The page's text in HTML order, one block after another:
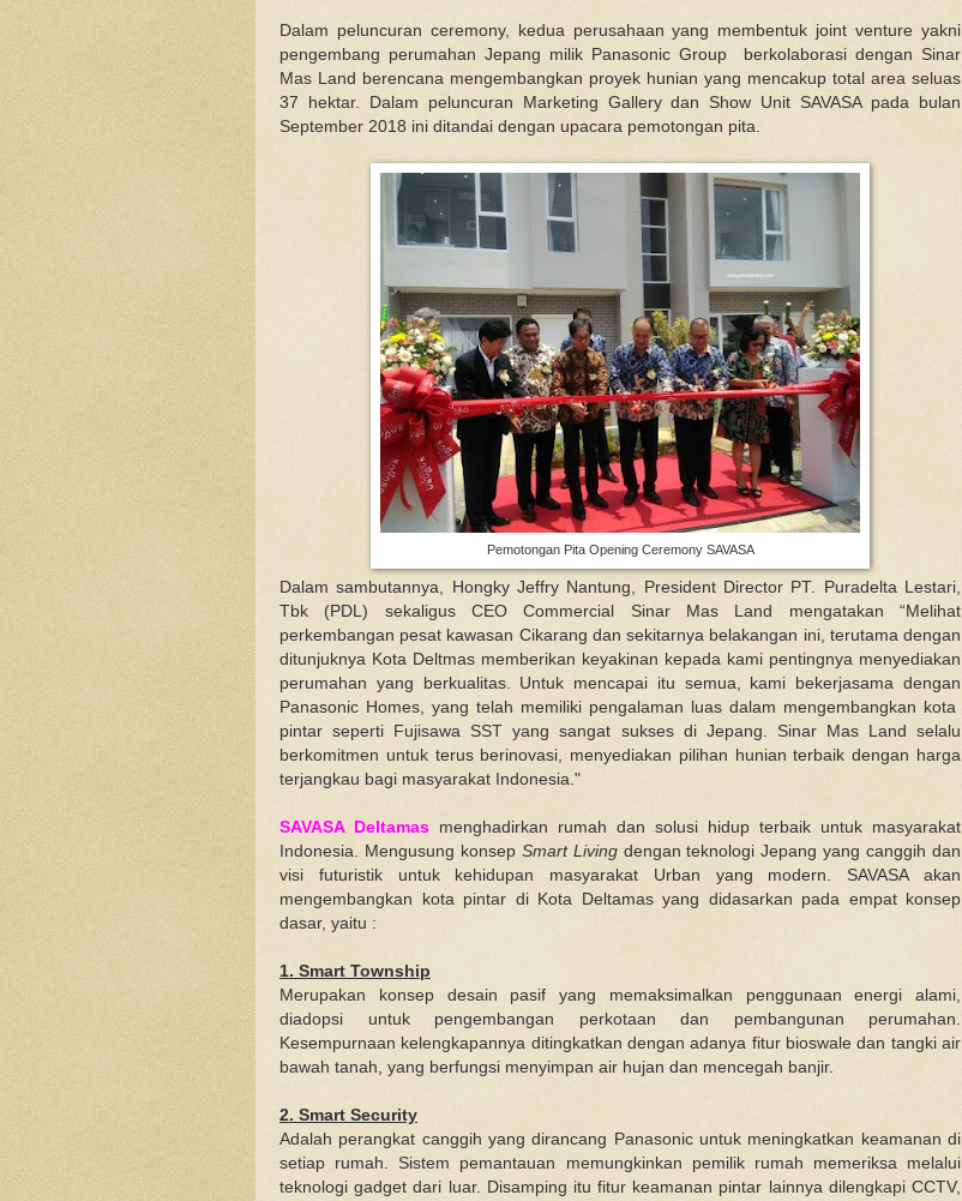
Dalam peluncuran ceremony, kedua perusahaan yang membentuk joint venture yakni
pengembang perumahan Jepang milik Panasonic Group berkolaborasi dengan Sinar
Mas Land berencana mengembangkan proyek hunian yang mencakup total area seluas
37 hektar. Dalam peluncuran Marketing Gallery dan Show Unit SAVASA pada bulan
September 2018 ini ditandai dengan upacara pemotongan pita.
Pemotongan Pita Opening Ceremony SAVASA
Dalam sambutannya, Hongky Jeffry Nantung, President Director PT. Puradelta Lestari,
Tbk (PDL) sekaligus CEO Commercial Sinar Mas Land mengatakan “Melihat
perkembangan pesat kawasan Cikarang dan sekitarnya belakangan ini, terutama dengan
ditunjuknya Kota Deltmas memberikan keyakinan kepada kami pentingnya menyediakan
perumahan yang berkualitas. Untuk mencapai itu semua, kami bekerjasama dengan
Panasonic Homes, yang telah memiliki pengalaman luas dalam mengembangkan kota
pintar seperti Fujisawa SST yang sangat sukses di Jepang. Sinar Mas Land selalu
berkomitmen untuk terus berinovasi, menyediakan pilihan hunian terbaik dengan harga
terjangkau bagi masyarakat Indonesia."
SAVASA Deltamas menghadirkan rumah dan solusi hidup terbaik untuk masyarakat
Indonesia. Mengusung konsep Smart Livingdengan teknologi Jepang yang canggih dan
visi futuristik untuk kehidupan masyarakat Urban yang modern. SAVASA akan
mengembangkan kota pintar di Kota Deltamas yang didasarkan pada empat konsep
dasar, yaitu :
1. Smart Township
Merupakan konsep desain pasif yang memaksimalkan penggunaan energi alami,
diadopsi untuk pengembangan perkotaan dan pembangunan perumahan.
Kesempurnaan kelengkapannya ditingkatkan dengan adanya fitur bioswale dan tangki air
bawah tanah, yang berfungsi menyimpan air hujan dan mencegah banjir.
2. Smart Security
Adalah perangkat canggih yang dirancang Panasonic untuk meningkatkan keamanan di
setiap rumah. Sistem pemantauan memungkinkan pemilik rumah memeriksa melalui
teknologi gadget dari luar. Disamping itu fitur keamanan pintar lainnya dilengkapi CCTV,